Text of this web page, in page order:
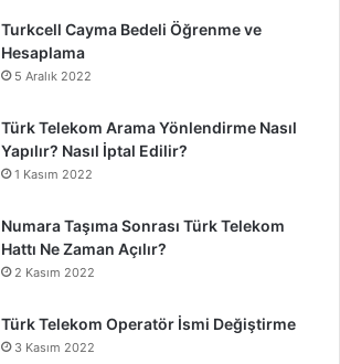
Turkcell Cayma Bedeli Öğrenme ve
Hesaplama
5 Aralık 2022
Türk Telekom Arama Yönlendirme Nasıl
Yapılır? Nasıl İptal Edilir?
1 Kasım 2022
Numara Taşıma Sonrası Türk Telekom
Hattı Ne Zaman Açılır?
2 Kasım 2022
Türk Telekom Operatör İsmi Değiştirme
3 Kasım 2022